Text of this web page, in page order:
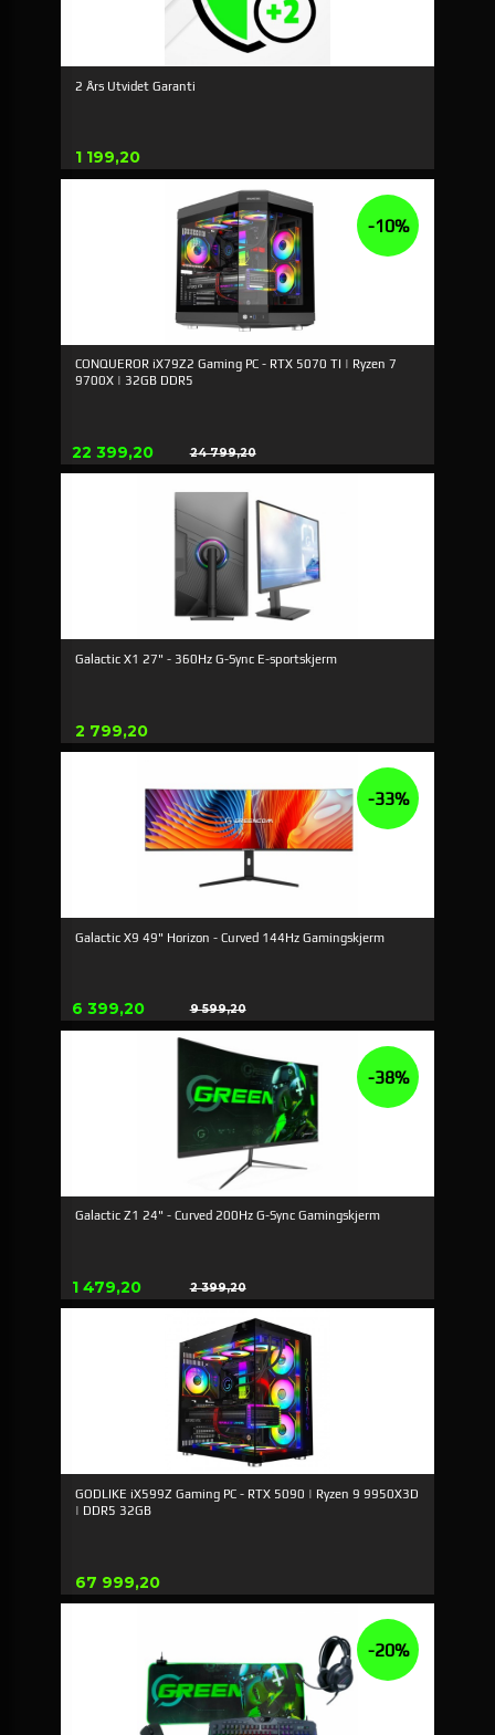
2 Års Utvidet Garanti
Pris
1 199,20
CONQUEROR iX79Z2 Gaming PC - RTX 5070 TI | Ryzen 7
9700X | 32GB DDR5
Erbjudande
22 399,20 24 799,20
Rabatt
-10%
Galactic X1 27" - 360Hz G-Sync E-sportskjerm
Pris
2 799,20
Galactic X9 49" Horizon - Curved 144Hz Gamingskjerm
Erbjudande
6 399,20 9 599,20
Rabatt
-33%
Galactic Z1 24" - Curved 200Hz G-Sync Gamingskjerm
Erbjudande
1 479,20 2 399,20
Rabatt
-38%
GODLIKE iX599Z Gaming PC - RTX 5090 | Ryzen 9 9950X3D
| DDR5 32GB
Pris
67 999,20
-20%